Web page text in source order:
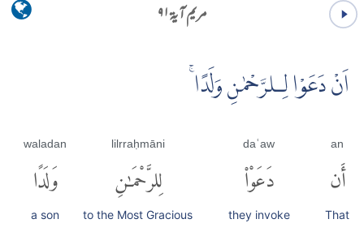
مریم آية ۹۱
اَنْ دَعَوْا لِـلرَّحْمٰنِ وَلَدًا ۚ
an
أَن
That
daʿaw
دَعَوْا۟
they invoke
lilrraḥmāni
لِلرَّحْمَٰنِ
to the Most Gracious
waladan
وَلَدًا
a son